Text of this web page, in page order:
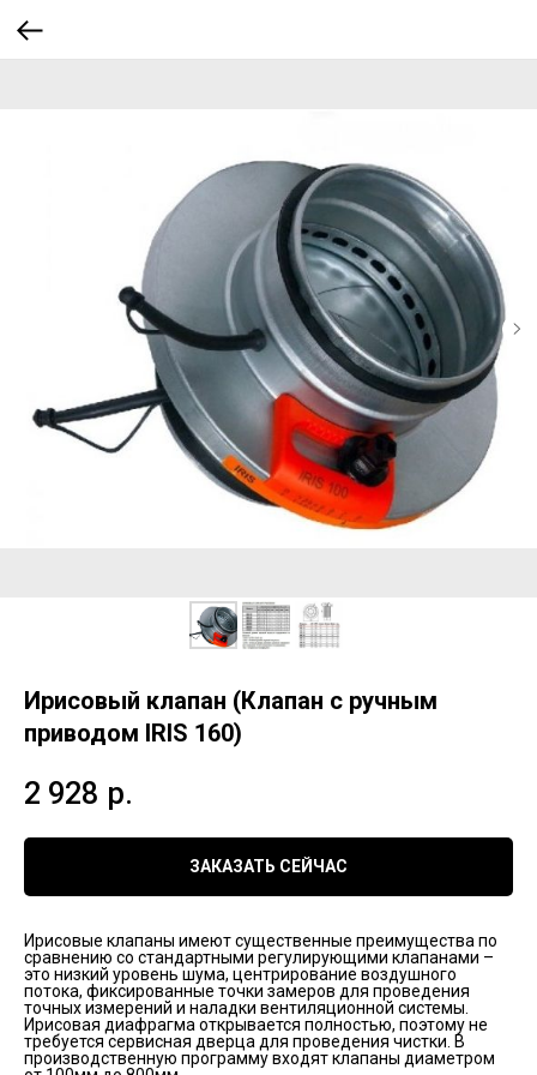
Ирисовый клапан (Клапан с ручным
приводом IRIS 160)
2 928 р.
ЗАКАЗАТЬ СЕЙЧАС
Ирисовые клапаны имеют существенные преимущества по
сравнению со стандартными регулирующими клапанами –
это низкий уровень шума, центрирование воздушного
потока, фиксированные точки замеров для проведения
точных измерений и наладки вентиляционной системы.
Ирисовая диафрагма открывается полностью, поэтому не
требуется сервисная дверца для проведения чистки. В
производственную программу входят клапаны диаметром